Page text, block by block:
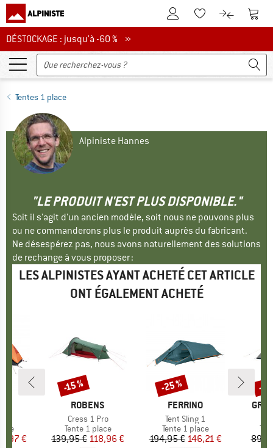
Vers le compte client
Vers la liste
Vers le
DÉSTOCKAGE : jusqu'à -60 %
DÉSTOCKAGE : jusqu'à -60 % »
Tentes 1 place
Alpiniste Hannes
"LE PRODUIT N'EST PLUS DISPONIBLE."
Soit il s'agit d'un ancien modèle, soit nous ne pouvons plus
ou ne commanderons plus le produit auprès du fabricant.
Ne désespérez pas, nous avons naturellement des solutions
de rechange à vous proposer :
LES ALPINISTES AYANT ACHETÉ CET ARTICLE
ONT ÉGALEMENT ACHETÉ
réduit
€
MARQUE
ROBENS
Article
Cress 1 Pro
Product group
Tente 1 place
Prix
139,95 € Prix réduit
118,96 €
Remise
-15 %
MARQUE
FERRINO
Article
Tent Sling 1
Product group
Tente 1 place
Prix
194,95 €Prix réduit
146,21 €
Remise
-25 % -